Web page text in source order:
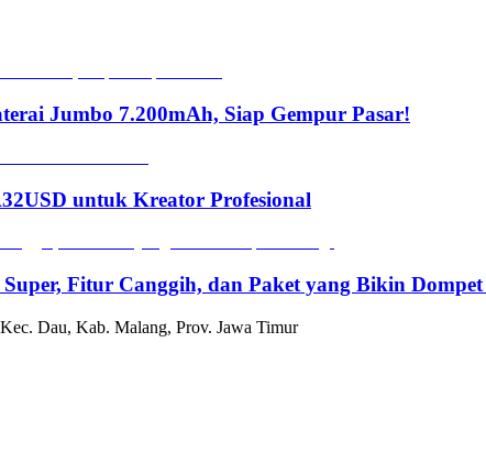
Jumbo 7.200mAh, Siap Gempur Pasar!
untuk Kreator Profesional
Fitur Canggih, dan Paket yang Bikin Dompet
Dau, Kab. Malang, Prov. Jawa Timur